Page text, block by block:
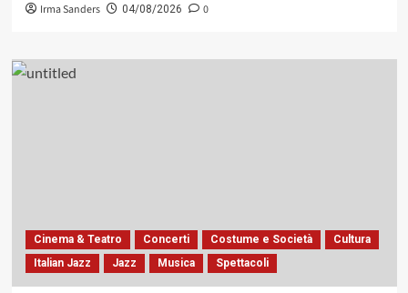
Irma Sanders 04/08/2026 0
Cinema & Teatro Concerti Costume e Società
Cultura
Italian Jazz
Jazz Musica Spettacoli